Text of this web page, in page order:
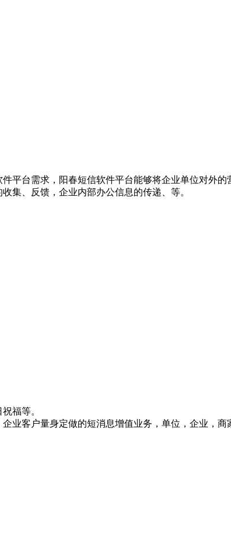
平台需求，阳春短信软件平台能够将企业单位对外
集、反馈，企业内部办公信息的传递、等。
福等。
业客户量身定做的短消息增值业务，单位，企业，商